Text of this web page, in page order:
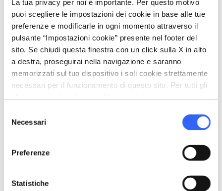
La tua privacy per noi è importante. Per questo motivo
puoi scegliere le impostazioni dei cookie in base alle tue
preferenze e modificarle in ogni momento attraverso il
pulsante “Impostazioni cookie” presente nel footer del
sito. Se chiudi questa finestra con un click sulla X in alto
a destra, proseguirai nella navigazione e saranno
memorizzati sul tuo dispositivo i soli cookie strettamente
necessari per il funzionamento di questo sito. Per tutti gli
delNecessari
Preferenze
Statistiche
Informazioni
directions_bike Tipo di bici
Strada
straighten Lunghezza
Impegno fisico